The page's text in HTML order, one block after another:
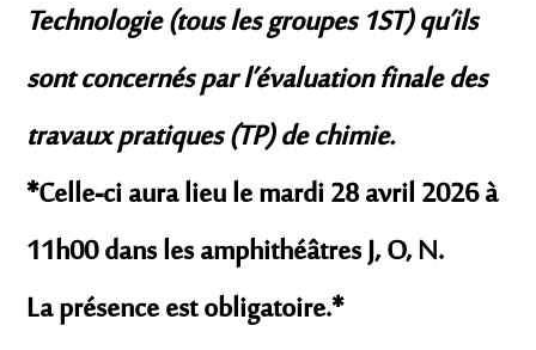
Technologie (tous les groupes 1ST) qu’ils
sont concernés par l’évaluation finale des
travaux pratiques (TP) de chimie.
*Celle-ci aura lieu lemardi 28 avril 2026 à
11h00dans les amphithéâtresJ, O, N.
La présence est obligatoire.*